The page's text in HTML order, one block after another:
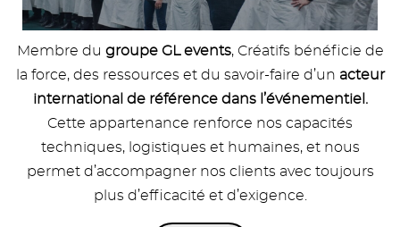
Membre du groupe GL events, Créatifs bénéficie de
la force, des ressources et du savoir-faire d’un acteur
international de référence dans l’événementiel.
Cette appartenance renforce nos capacités
techniques, logistiques et humaines, et nous
permet d’accompagner nos clients avec toujours
plus d’efficacité et d’exigence.